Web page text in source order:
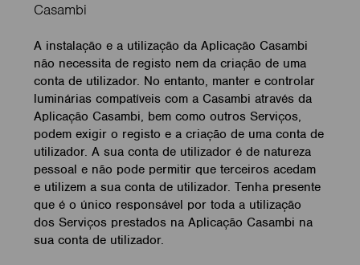
Casambi
A instalação e a utilização da Aplicação Casambi
não necessita de registo nem da criação de uma
conta de utilizador. No entanto, manter e controlar
luminárias compatíveis com a Casambi através da
Aplicação Casambi, bem como outros Serviços,
podem exigir o registo e a criação de uma conta de
utilizador. A sua conta de utilizador é de natureza
pessoal e não pode permitir que terceiros acedam
e utilizem a sua conta de utilizador. Tenha presente
que é o único responsável por toda a utilização
dos Serviços prestados na Aplicação Casambi na
sua conta de utilizador.